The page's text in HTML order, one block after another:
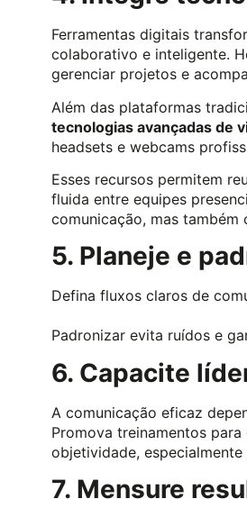
Ferramentas digitais
colaborativo e inteligente.
gerenciar projetos e
Além das plataformas
tecnologias avançadas de
headsets e webcams
Esses recursos permitem
fluida entre equipes
comunicação, mas
5. Planeje e
Defina fluxos claros de
Padronizar evita ruídos e
6. Capacite
A comunicação eficaz
Promova treinamentos
objetividade,
7. Mensure